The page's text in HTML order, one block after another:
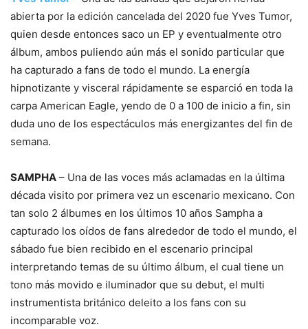
abierta por la edición cancelada del 2020 fue Yves Tumor,
quien desde entonces saco un EP y eventualmente otro
álbum, ambos puliendo aún más el sonido particular que
ha capturado a fans de todo el mundo. La energía
hipnotizante y visceral rápidamente se esparció en toda la
carpa American Eagle, yendo de 0 a 100 de inicio a fin, sin
duda uno de los espectáculos más energizantes del fin de
semana.
SAMPHA – Una de las voces más aclamadas en la última
década visito por primera vez un escenario mexicano. Con
tan solo 2 álbumes en los últimos 10 años Sampha a
capturado los oídos de fans alrededor de todo el mundo, el
sábado fue bien recibido en el escenario principal
interpretando temas de su último álbum, el cual tiene un
tono más movido e iluminador que su debut, el multi
instrumentista británico deleito a los fans con su
incomparable voz.